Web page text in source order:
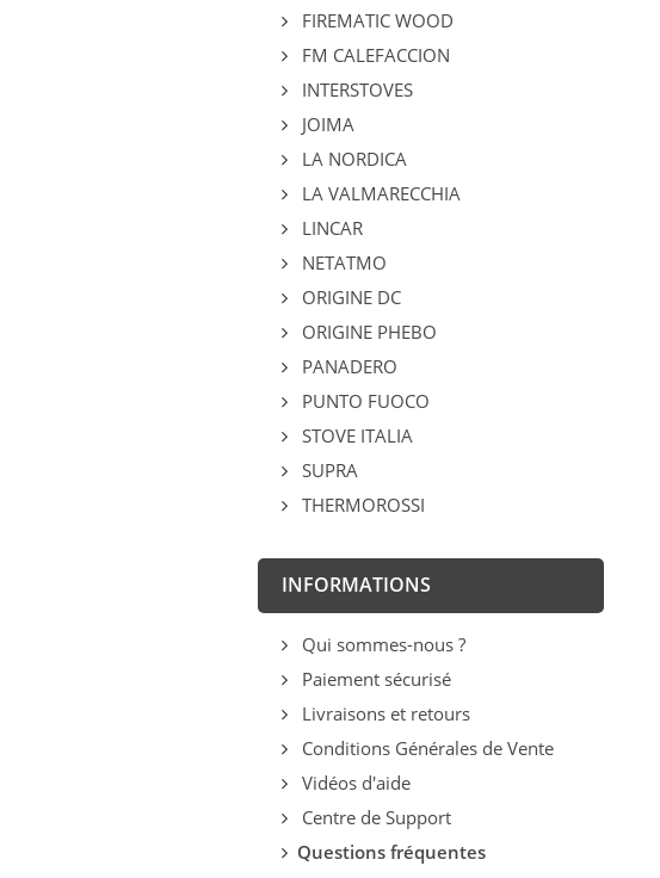
FIREMATIC WOOD
FM CALEFACCION
INTERSTOVES
JOIMA
LA NORDICA
LA VALMARECCHIA
LINCAR
NETATMO
ORIGINE DC
ORIGINE PHEBO
PANADERO
PUNTO FUOCO
STOVE ITALIA
SUPRA
THERMOROSSI
INFORMATIONS
Qui sommes-nous ?
Paiement sécurisé
Livraisons et retours
Conditions Générales de Vente
Vidéos d'aide
Centre de Support
Questions fréquentes